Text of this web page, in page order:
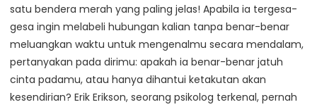
satu bendera merah yang paling jelas! Apabila ia tergesa-
gesa ingin melabeli hubungan kalian tanpa benar-benar
meluangkan waktu untuk mengenalmu secara mendalam,
pertanyakan pada dirimu: apakah ia benar-benar jatuh
cinta padamu, atau hanya dihantui ketakutan akan
kesendirian? Erik Erikson, seorang psikolog terkenal, pernah